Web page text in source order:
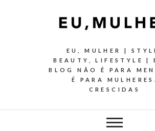
EU, MULHER |
BEAUTY, LIFESTYLE |
BLOG NÃO É PARA
É PARA MULHERES.
CRESCIDAS